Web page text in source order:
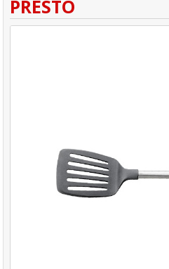
PRESTO